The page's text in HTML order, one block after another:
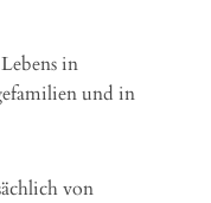
in
und in
von